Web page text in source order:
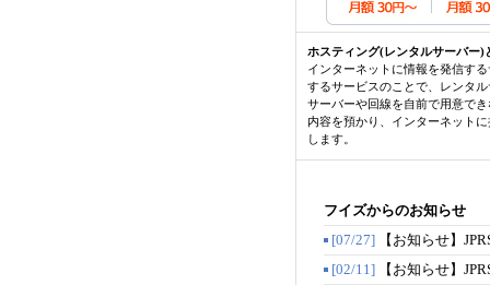
ホスティング(レンタルサーバー)
インターネットに情報を発信す
するサービスのことで、レンタ
サーバーや回線を自前で用意で
内容を預かり、インターネット
します。
フイズからのお知らせ
[07/27]
【お知らせ】
[02/11]
【お知らせ】